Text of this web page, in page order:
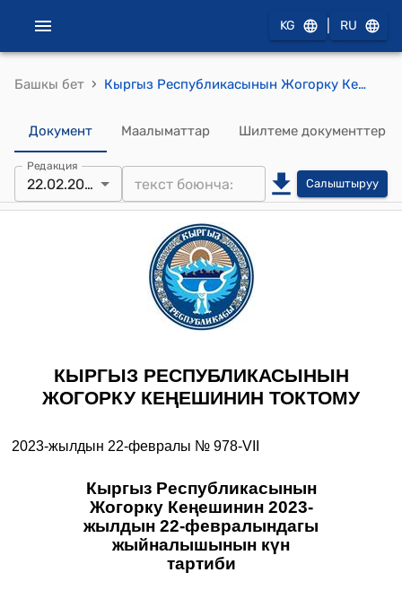
KG RU
Башкы бет › Кыргыз Республикасынын Жогорку Кеңешинин 2023-жылдын 22-февралындагы № 978-VII "Кыргыз Республикасынын Жогорку Кеңешинин 2023-жылдын 22-февралындагы жыйналышынын күн тартиби" токтому
Документ Маалыматтар Шилтеме документтер
Редакция
22.02.2023 Салыштыруу